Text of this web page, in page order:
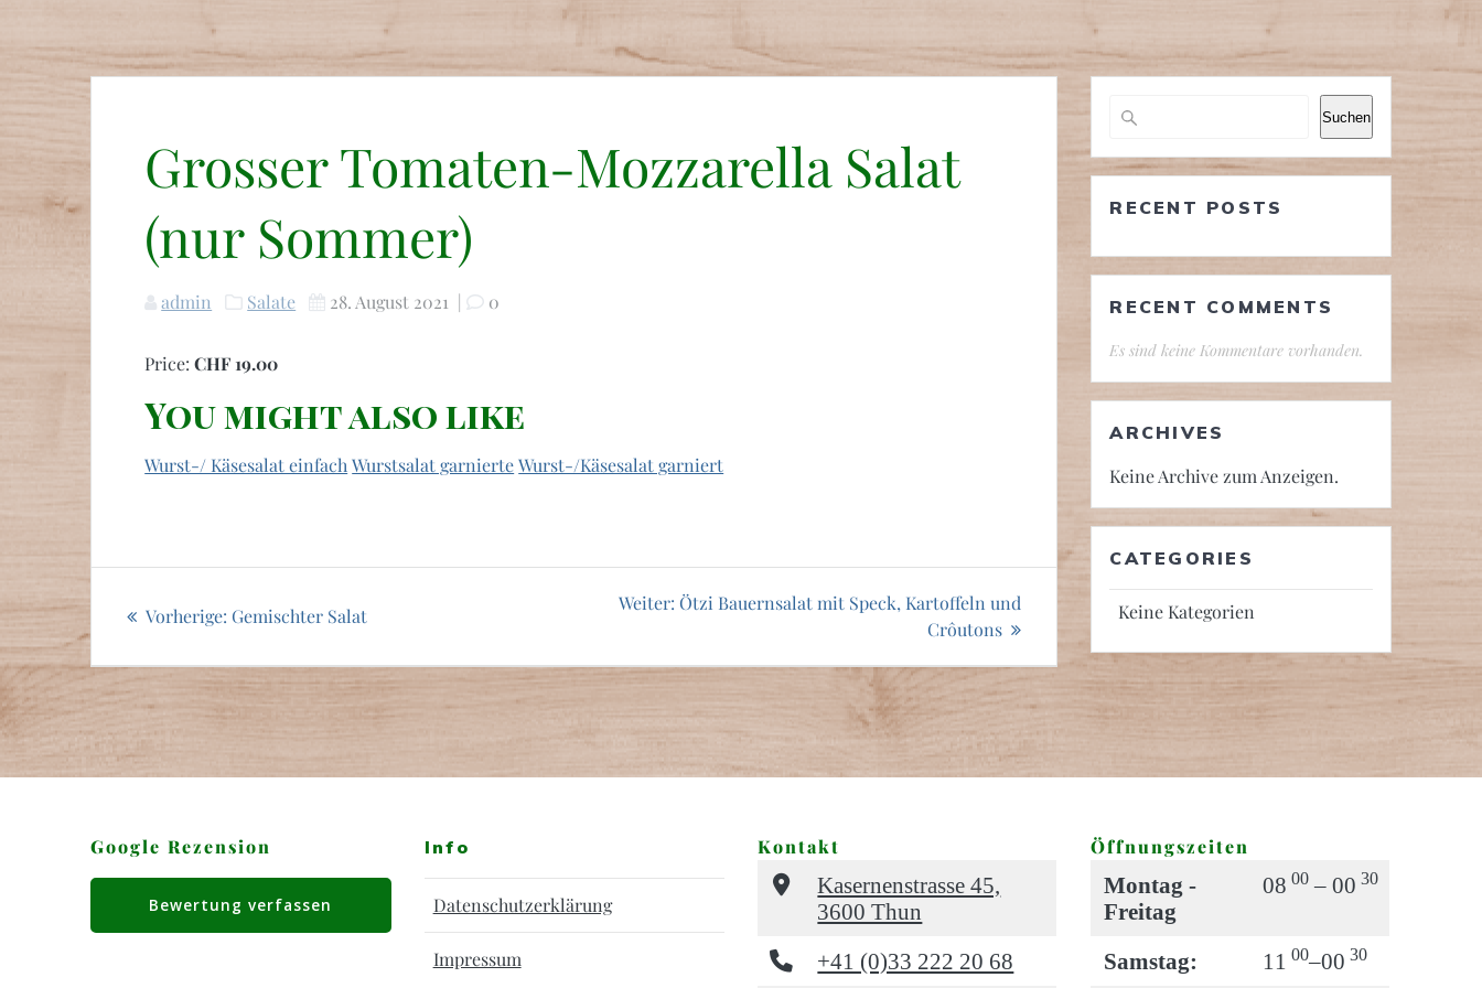
Grosser Tomaten-Mozzarella Salat
(nur Sommer)
admin Salate 28. August 2021 | 0
Price:CHF 19.00
You might also like
Wurst-/ Käsesalat einfach Wurstsalat garnierte Wurst-/Käsesalat garniert
Vorherige: Vorheriger
Gemischter Salat
Weiter: Nächster
Ötzi Bauernsalat mit Speck, Kartoffeln und
Crôutons
Suchen
RECENT POSTS
RECENT COMMENTS
Es sind keine Kommentare vorhanden.
ARCHIVES
Keine Archive zum Anzeigen.
CATEGORIES
Keine Kategorien
Google Rezension
Bewertung verfassen
Info
Datenschutzerklärung
Impressum
Kontakt
Kasernenstrasse 45,
3600 Thun
+41 (0)33 222 20 68
Öffnungszeiten
Montag -
Freitag
08 00– 00 30
Samstag: 11 00–00 30